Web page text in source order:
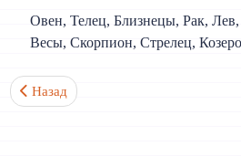
Овен, Телец, Близнецы, Рак,
Весы, Скорпион, Стрелец,
Предыдущий: Урок 24.
Назад